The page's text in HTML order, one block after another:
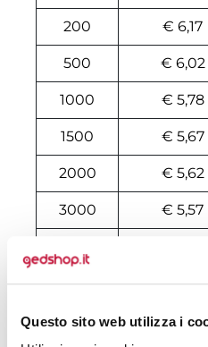
Questo sito web utilizza i
200 € 6,17
500 € 6,02
1000 € 5,78
1500 € 5,67
2000 € 5,62
3000 € 5,57
10000 € 5,40